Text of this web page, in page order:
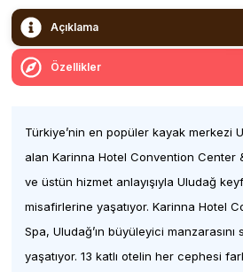
Açıklama
Özellikler
Türkiye’nin en popüler kayak merkezi
alan Karinna Hotel Convention Center
ve üstün hizmet anlayışıyla Uludağ
misafirlerine yaşatıyor. Karinna Hotel
Spa, Uludağ’ın büyüleyici manzarasını
yaşatıyor. 13 katlı otelin her cephesi